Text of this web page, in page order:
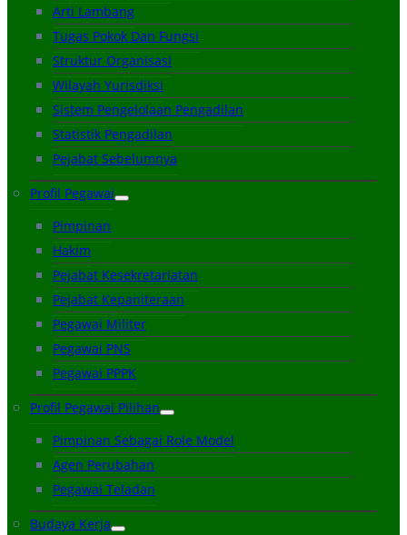
Arti Lambang
Tugas Pokok Dan Fungsi
Struktur Organisasi
Wilayah Yurisdiksi
Sistem Pengelolaan Pengadilan
Statistik Pengadilan
Pejabat Sebelumnya
Profil Pegawai
Pimpinan
Hakim
Pejabat Kesekretariatan
Pejabat Kepaniteraan
Pegawai Militer
Pegawai PNS
Pegawai PPPK
Profil Pegawai Pilihan
Pimpinan Sebagai Role Model
Agen Perubahan
Pegawai Teladan
Budaya Kerja